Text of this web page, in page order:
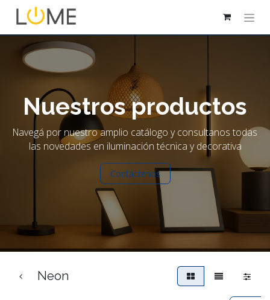
Nuestros productos
Navegá por nuestro amplio catálogo y consultanos todas
las novedades en iluminación técnica y decorativa
Contáctenos
Neon